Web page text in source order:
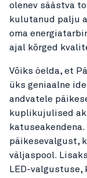
olenev säästva
kulutanud palju
oma
ajal kõrged
Võiks öelda, et
üks geniaalne
andvatele
kuplikujulised
päikesevalgust,
väljaspool.
LED-valgustuse,